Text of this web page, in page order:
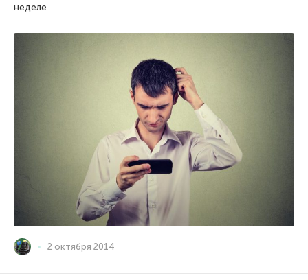
неделе
2 октября 2014